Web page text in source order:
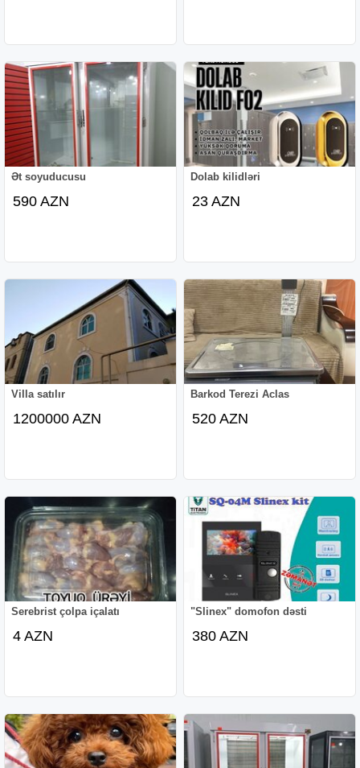
Ət soyuducusu
590 AZN
Dolab kilidləri
23 AZN
Villa satılır
1200000 AZN
Barkod Terezi Aclas
520 AZN
Serebrist çolpa içalatı
4 AZN
"Slinex" domofon dəsti
380 AZN